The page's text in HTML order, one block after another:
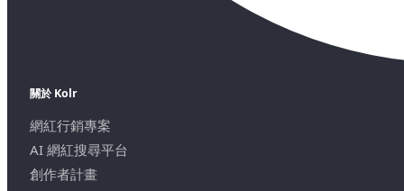
關於 Kolr
網紅行銷專案
AI 網紅搜尋平台
創作者計畫